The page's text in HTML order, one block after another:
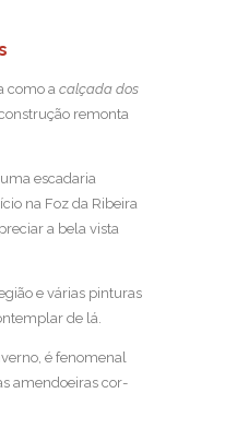
como a calçada dos
remonta
escadaria
na Foz da Ribeira
a bela vista
e várias pinturas
de lá.
é fenomenal
amendoeiras cor-